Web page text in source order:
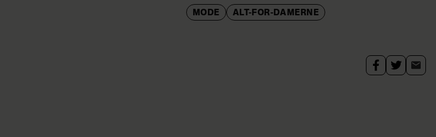
MODE ALT-FOR-DAMERNE